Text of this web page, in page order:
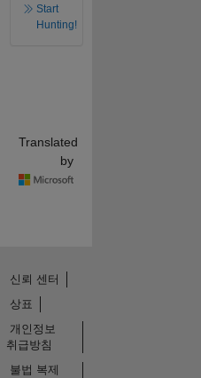
Start
Hunting!
Translated
by
신뢰 센터
상표
개인정보
취급방침
불법 복제